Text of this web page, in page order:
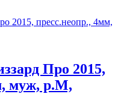
Про 2015,
муж, р.М,